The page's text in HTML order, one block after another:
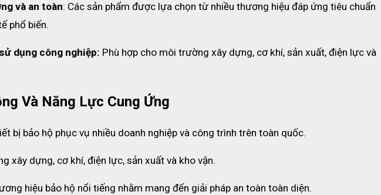
và an toàn: Các sản phẩm được lựa chọn từ nhiều thương hiệu đáp ứng tiêu chuẩn
phổ biến.
dụng công nghiệp: Phù hợp cho môi trường xây dựng, cơ khí, sản xuất, điện lực và
Và Năng Lực Cung Ứng
bị bảo hộ phục vụ nhiều doanh nghiệp và công trình trên toàn quốc.
xây dựng, cơ khí, điện lực, sản xuất và kho vận.
hiệu bảo hộ nổi tiếng nhằm mang đến giải pháp an toàn toàn diện.